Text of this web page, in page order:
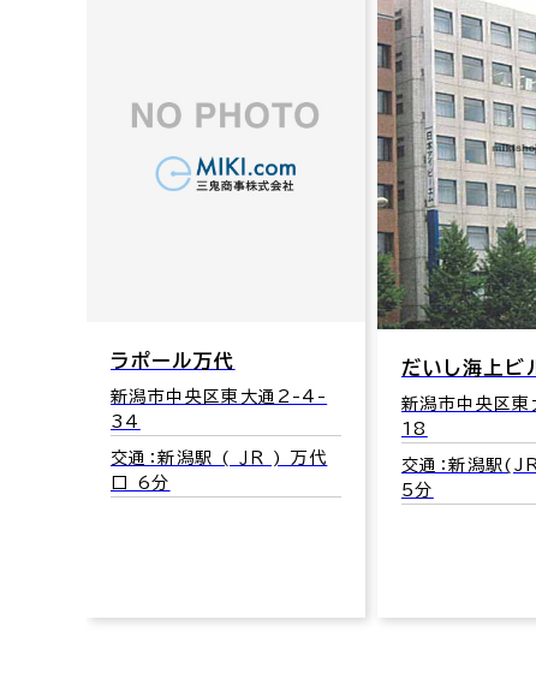
ラポール万代
新潟市中央区東大通2-4-
34
交通：新潟駅 ( ＪＲ ) 万代
口 6分
だいし海上ビ
新潟市中央区
18
交通：新潟駅
5分